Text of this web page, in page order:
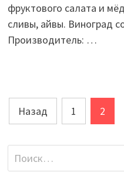
фруктового салата и
сливы, айвы. Виноград
Производитель: …
Навигация
по
записям
Назад 1 2
Найти: